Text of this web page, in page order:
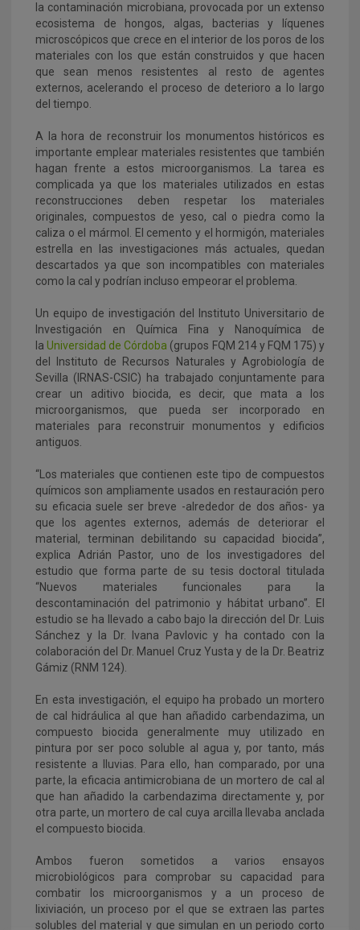
la contaminación microbiana, provocada por un extenso
ecosistema de hongos, algas, bacterias y líquenes
microscópicos que crece en el interior de los poros de los
materiales con los que están construidos y que hacen
que sean menos resistentes al resto de agentes
externos, acelerando el proceso de deterioro a lo largo
del tiempo.
A la hora de reconstruir los monumentos históricos es
importante emplear materiales resistentes que también
hagan frente a estos microorganismos. La tarea es
complicada ya que los materiales utilizados en estas
reconstrucciones deben respetar los materiales
originales, compuestos de yeso, cal o piedra como la
caliza o el mármol. El cemento y el hormigón, materiales
estrella en las investigaciones más actuales, quedan
descartados ya que son incompatibles con materiales
como la cal y podrían incluso empeorar el problema.
Un equipo de investigación del Instituto Universitario de
Investigación en Química Fina y Nanoquímica de
laUniversidad de Córdoba (grupos FQM 214 y FQM 175) y
del Instituto de Recursos Naturales y Agrobiología de
Sevilla (IRNAS-CSIC) ha trabajado conjuntamente para
crear un aditivo biocida, es decir, que mata a los
microorganismos, que pueda ser incorporado en
materiales para reconstruir monumentos y edificios
antiguos.
“Los materiales que contienen este tipo de compuestos
químicos son ampliamente usados en restauración pero
su eficacia suele ser breve -alrededor de dos años- ya
que los agentes externos, además de deteriorar el
material, terminan debilitando su capacidad biocida”,
explica Adrián Pastor, uno de los investigadores del
estudio que forma parte de su tesis doctoral titulada
“Nuevos materiales funcionales para la
descontaminación del patrimonio y hábitat urbano”. El
estudio se ha llevado a cabo bajo la dirección del Dr. Luis
Sánchez y la Dr. Ivana Pavlovic y ha contado con la
colaboración del Dr. Manuel Cruz Yusta y de la Dr. Beatriz
Gámiz (RNM 124).
En esta investigación, el equipo ha probado un mortero
de cal hidráulica al que han añadido carbendazima, un
compuesto biocida generalmente muy utilizado en
pintura por ser poco soluble al agua y, por tanto, más
resistente a lluvias. Para ello, han comparado, por una
parte, la eficacia antimicrobiana de un mortero de cal al
que han añadido la carbendazima directamente y, por
otra parte, un mortero de cal cuya arcilla llevaba anclada
el compuesto biocida.
Ambos fueron sometidos a varios ensayos
microbiológicos para comprobar su capacidad para
combatir los microorganismos y a un proceso de
lixiviación, un proceso por el que se extraen las partes
solubles del material y que simulan en un periodo corto